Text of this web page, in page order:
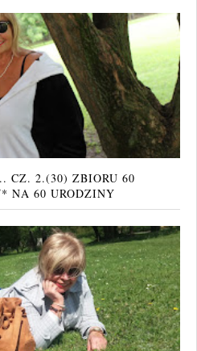
CZ. 2.(30) ZBIORU 60
NA 60 URODZINY